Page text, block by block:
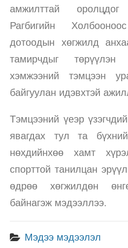
амжилттай
Рагбигийн
дотоодын хөгжилд
тамирчдыг
хэмжээний тэмцээн
байгуулан идэвхтэй
Тэмцээний үеэр
явагдах тул та
нөхдийнхөө хамт
спорттой танилцан
өдрөө хөгжилдөн
байнагэж мэдээллээ.
Мэдээ мэдээлэл